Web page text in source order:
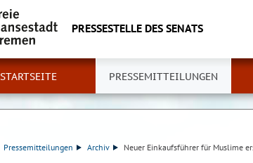
PRESSESTELLE DES SENATS
STARTSEITE PRESSEMITTEILUNGEN
Pressemitteilungen Archiv Neuer Einkaufsführer für Muslime